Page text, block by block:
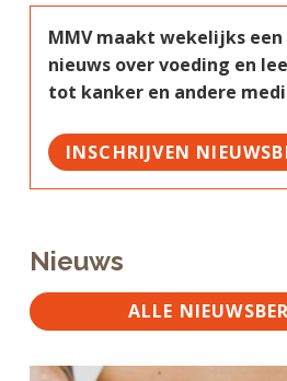
MMV maakt wekelijks
nieuws over voeding en
tot kanker en andere
INSCHRIJVEN
Nieuws
ALLE